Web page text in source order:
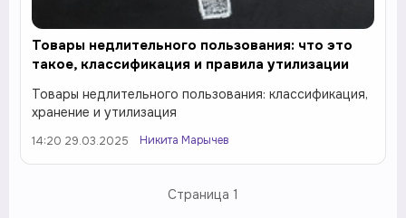
Товары недлительного пользования: что это
такое, классификация и правила утилизации
Товары недлительного пользования: классификация,
хранение и утилизация
14:20 29.03.2025 Никита Марычев
Страница 1